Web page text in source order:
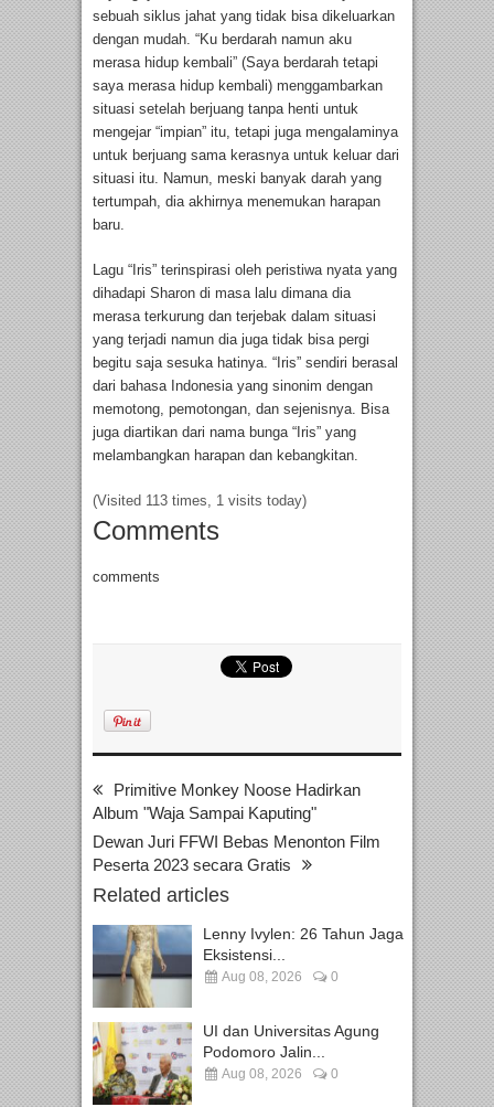
sebuah siklus jahat yang tidak bisa dikeluarkan
dengan mudah. “Ku berdarah namun aku
merasa hidup kembali” (Saya berdarah tetapi
saya merasa hidup kembali) menggambarkan
situasi setelah berjuang tanpa henti untuk
mengejar “impian” itu, tetapi juga mengalaminya
untuk berjuang sama kerasnya untuk keluar dari
situasi itu. Namun, meski banyak darah yang
tertumpah, dia akhirnya menemukan harapan
baru.
Lagu “Iris” terinspirasi oleh peristiwa nyata yang
dihadapi Sharon di masa lalu dimana dia
merasa terkurung dan terjebak dalam situasi
yang terjadi namun dia juga tidak bisa pergi
begitu saja sesuka hatinya. “Iris” sendiri berasal
dari bahasa Indonesia yang sinonim dengan
memotong, pemotongan, dan sejenisnya. Bisa
juga diartikan dari nama bunga “Iris” yang
melambangkan harapan dan kebangkitan.
(Visited 113 times, 1 visits today)
Comments
comments
Primitive Monkey Noose Hadirkan
Album "Waja Sampai Kaputing"
Dewan Juri FFWI Bebas Menonton Film
Peserta 2023 secara Gratis
Related articles
Lenny Ivylen: 26 Tahun Jaga
Eksistensi...
Aug 08, 2026 0
UI dan Universitas Agung
Podomoro Jalin...
Aug 08, 2026 0